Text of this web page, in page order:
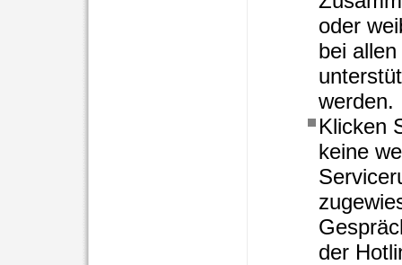
oder
bei
werden.
Klicken
keine
der